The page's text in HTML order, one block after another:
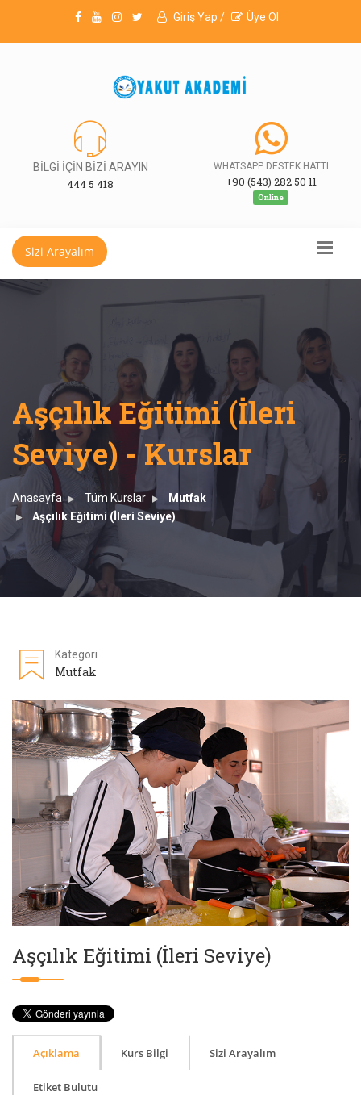
Giriş Yap / Üye Ol
BİLGİ İÇİN BİZİ ARAYIN
444 5 418
WHATSAPP DESTEK HATTI
+90 (543) 282 50 11
Online
Sizi Arayalım
Aşçılık Eğitimi (İleri
Seviye) - Kurslar
Anasayfa Tüm Kurslar
Mutfak
Aşçılık Eğitimi (İleri Seviye)
Kategori
Mutfak
Aşçılık Eğitimi (İleri Seviye)
Açıklama Kurs Bilgi Sizi Arayalım
Etiket Bulutu